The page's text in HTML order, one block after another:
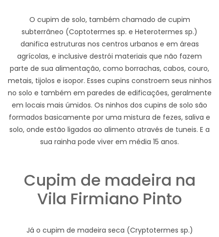
O cupim de solo, também chamado de cupim
subterrâneo (Coptotermes sp. e Heterotermes sp.)
danifica estruturas nos centros urbanos e em áreas
agrícolas, e inclusive destrói materiais que não fazem
parte de sua alimentação, como borrachas, cabos, couro,
metais, tijolos e isopor. Esses cupins constroem seus ninhos
no solo e também em paredes de edificações, geralmente
em locais mais úmidos. Os ninhos dos cupins de solo são
formados basicamente por uma mistura de fezes, saliva e
solo, onde estão ligados ao alimento através de tuneis. E a
sua rainha pode viver em média 15 anos.
Cupim de madeira na
Vila Firmiano Pinto
Já o cupim de madeira seca (Cryptotermes sp.)